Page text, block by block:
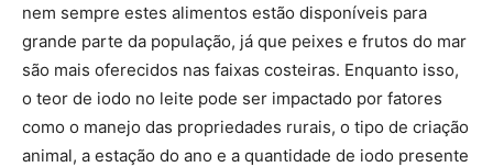
nem sempre estes alimentos estão disponíveis para
grande parte da população, já que peixes e frutos do mar
são mais oferecidos nas faixas costeiras. Enquanto isso,
o teor de iodo no leite pode ser impactado por fatores
como o manejo das propriedades rurais, o tipo de criação
animal, a estação do ano e a quantidade de iodo presente